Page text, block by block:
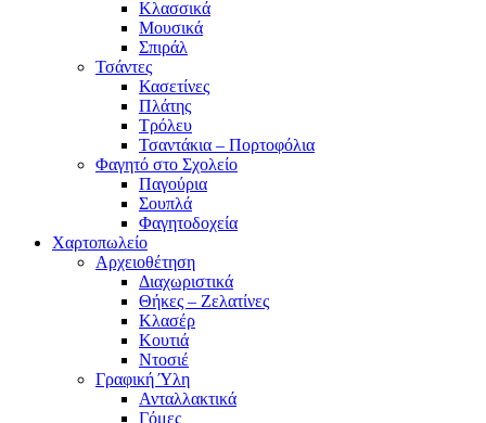
Κλασσικά
Μουσικά
Σπιράλ
Τσάντες
Κασετίνες
Πλάτης
Τρόλευ
Τσαντάκια – Πορτοφόλια
Φαγητό στο Σχολείο
Παγούρια
Σουπλά
Φαγητοδοχεία
Χαρτοπωλείο
Αρχειοθέτηση
Διαχωριστικά
Θήκες – Ζελατίνες
Κλασέρ
Κουτιά
Ντοσιέ
Γραφική Ύλη
Ανταλλακτικά
Γόμες